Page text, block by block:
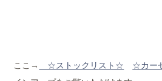
ここ→ ☆ストックリ スト☆ ☆カー